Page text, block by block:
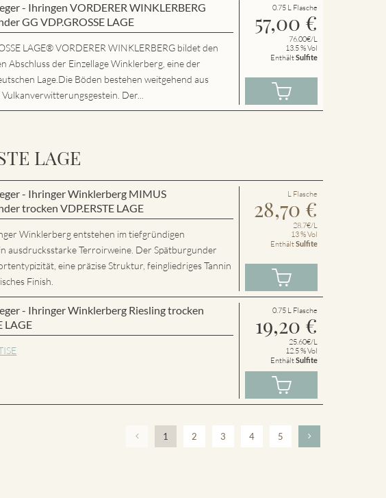
- Ihringen VORDERER WINKLERBERG
GG VDP.GROSSE LAGE
LAGE® VORDERER WINKLERBERG bildet den
Abschluss der Einzellage Winklerberg, eine der
Lage.Die Böden bestehen weitgehend aus
Der...
0.75 L Flasche
57,00 €
76.00€/L
13.5 % Vol
EnthältSulfite
LAGE
- Ihringer Winklerberg MIMUS
trocken VDP.ERSTE LAGE
Winklerberg entstehen im tiefgründigen
ausdrucksstarke Terroirweine. Der Spätburgunder
eine präzise Struktur, feingliedriges Tannin
Finish.
L Flasche
28,70 €
28.7€/L
13 % Vol
EnthältSulfite
- Ihringer Winklerberg Riesling trocken
LAGE
0.75 L Flasche
19,20 €
25.60€/L
12.5 % Vol
EnthältSulfite
1 2 3 4 5